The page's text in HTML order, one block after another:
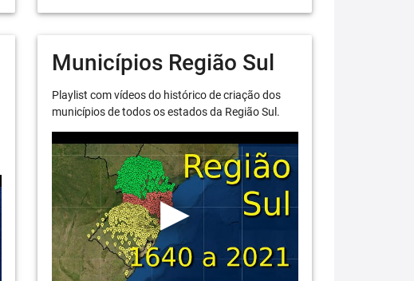
Municípios Região Sul
Playlist com vídeos do histórico de criação dos
municípios de todos os estados da Região Sul.